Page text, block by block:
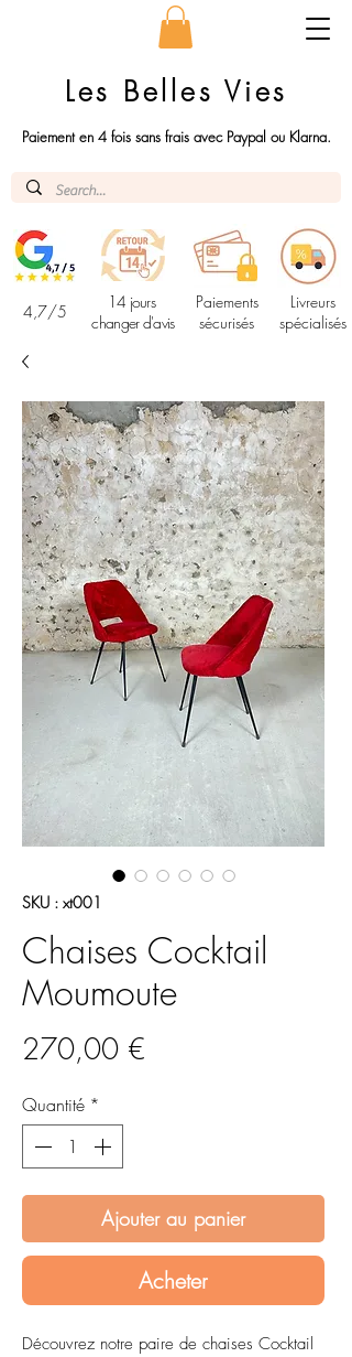
Les Belles Vies
Paiement en 4 fois sans frais avec Paypal ou Klarna.
4,7/5
14 jours
changer d'avis
Paiements
sécurisés
Livreurs
spécialisés
SKU : xt001
Chaises Cocktail
Moumoute
270,00 €
Quantité *
Ajouter au panier
Acheter
Découvrez notre paire de chaises Cocktail